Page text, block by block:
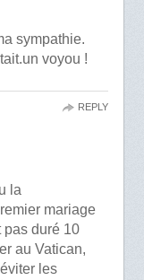
sympathie.
voyou !
la
mariage
pas duré 10
au Vatican,
les
REPLY